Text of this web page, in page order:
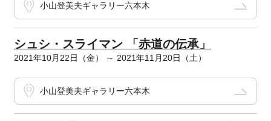
小山登美夫ギャラリー六本木
シュシ・スライマン 「赤道の伝承」
2021年10月22日（金） ～ 2021年11月20日（土）
小山登美夫ギャラリー六本木